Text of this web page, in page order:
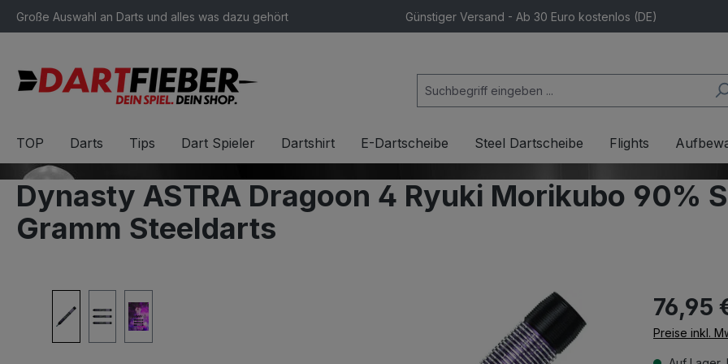
Zur Hauptnavigation springen
Große Auswahl an Darts und alles was dazu gehört Günstiger Versand - Ab 30 Euro kostenlos (DE)
TOP Darts Tips Dart Spieler Dartshirt E-Dartscheibe Steel Dartscheibe Flights
Dynasty ASTRA Dragoon 4 Ryuki Morikubo 90%
Gramm Steeldarts
76,95
Preise inkl.